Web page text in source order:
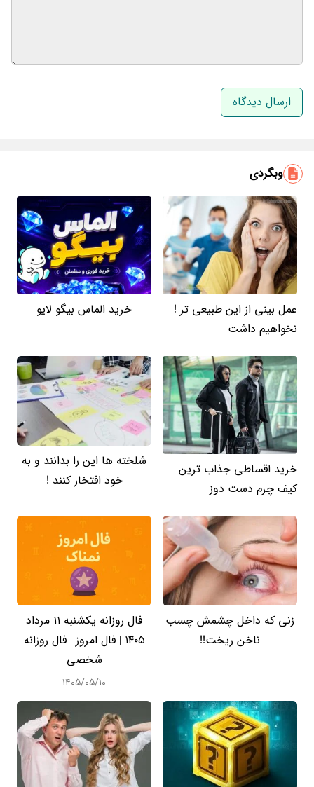
نام و نام خانوادگی
وبگردی
عمل بینی از این طبیعی تر !
نخواهیم داشت
خرید الماس بیگو لایو
خرید اقساطی جذاب ترین
کیف چرم دست دوز
شلخته ها این را بدانند و به
خود افتخار کنند !
زنی که داخل چشمش چسب
ناخن ریخت!!
فال روزانه یکشنبه ۱۱ مرداد
۱۴۰۵ | فال امروز | فال روزانه
شخصی
۱۴۰۵/۰۵/۱۰